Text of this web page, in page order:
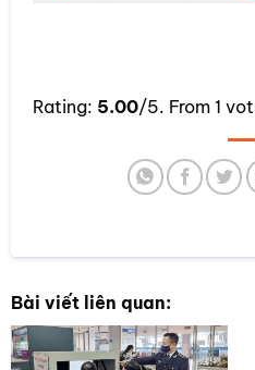
SUBMIT RATING
Rating: 5.00/5. From 1
Bài viết liên quan: